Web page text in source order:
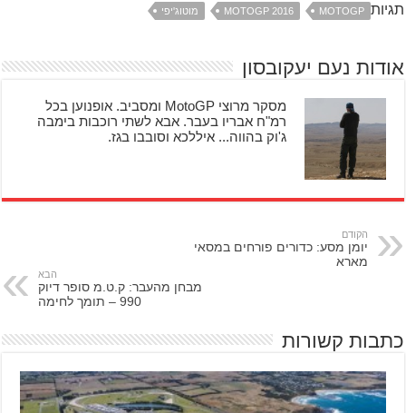
תגיות MOTOGP
MOTOGP 2016 מוטוג'יפי
אודות נעם יעקובסון
מסקר מרוצי MotoGP ומסביב. אופנוען בכל
רמ"ח אבריו בעבר. אבא לשתי רוכבות בימבה
ג'וק בהווה... איללכא וסובבו בגז.
הקודם
יומן מסע: כדורים פורחים במסאי
מארא
הבא
מבחן מהעבר: ק.ט.מ סופר דיוק
990 – תומך לחימה
כתבות קשורות